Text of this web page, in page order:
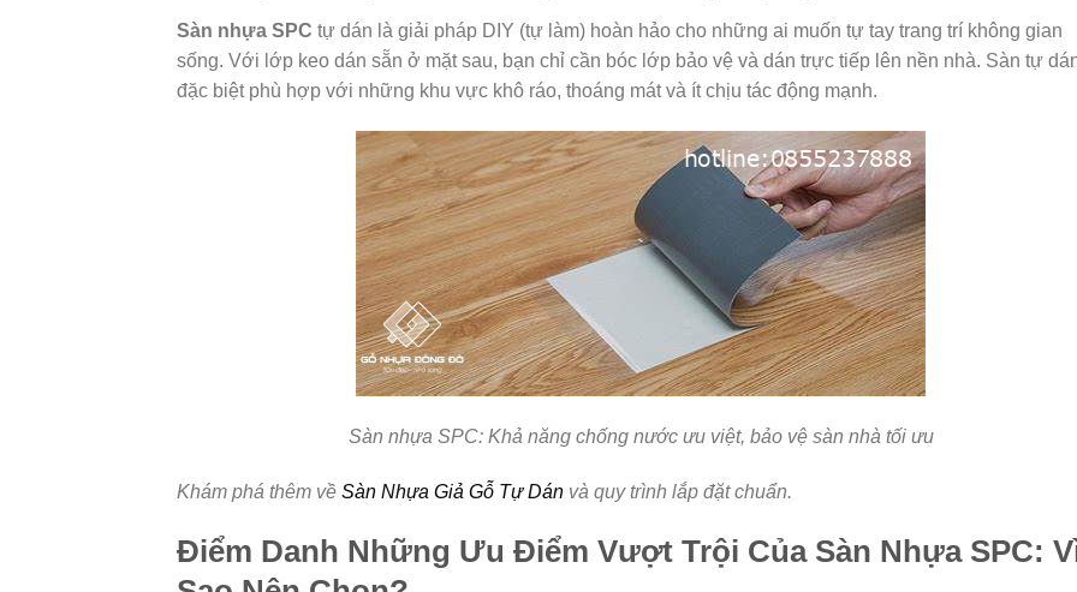
Sàn nhựa SPC tự dán là giải pháp DIY (tự làm) hoàn hảo cho những ai muốn tự tay trang trí không gian
sống. Với lớp keo dán sẵn ở mặt sau, bạn chỉ cần bóc lớp bảo vệ và dán trực tiếp lên nền nhà. Sàn tự
đặc biệt phù hợp với những khu vực khô ráo, thoáng mát và ít chịu tác động mạnh.
Sàn nhựa SPC: Khả năng chống nước ưu việt, bảo vệ sàn nhà tối ưu
Khám phá thêm về Sàn Nhựa Giả Gỗ Tự Dán và quy trình lắp đặt chuẩn.
Điểm Danh Những Ưu Điểm Vượt Trội Của Sàn Nhựa SPC: